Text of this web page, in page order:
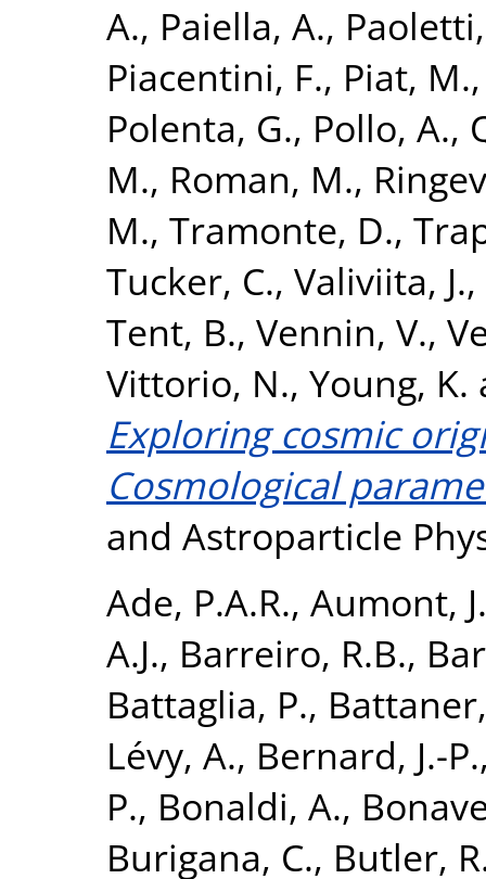
A., Paiella, A.,
Piacentini, F., Piat, M.
Polenta, G., Pollo, A.,
M., Roman, M.,
M., Tramonte, D.,
Tucker, C., Valiviita, J.,
Tent, B., Vennin, V.,
Vittorio, N., Young, K.
Exploring cosmic
Cosmological
and Astroparticle
Ade, P.A.R., Aumont, J.
A.J., Barreiro, R.B.,
Battaglia, P.,
Lévy, A., Bernard, J.-P.
P., Bonaldi, A.,
Burigana, C., Butler,